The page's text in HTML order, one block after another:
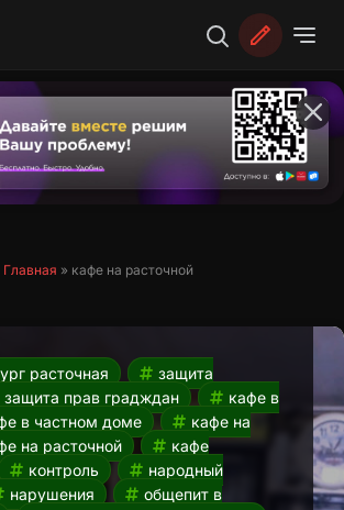
Главная » кафе на расточной
доме на Старой
расточная
защита
защита прав градждан
кафе в
в частном доме
кафе на
на расточной
кафе
контроль
народный
нарушения
общепит в